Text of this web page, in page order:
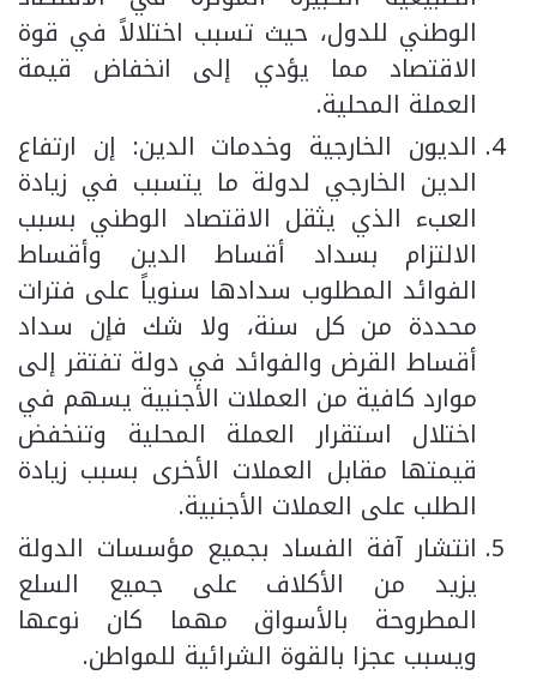
الوطني للدول، حيث تسبب اختلالاً في قوة
الاقتصاد مما يؤدي إلى انخفاض قيمة
العملة المحلية.
الديون الخارجية وخدمات الدين: إن ارتفاع
الدين الخارجي لدولة ما يتسبب في زيادة
العبء الذي يثقل الاقتصاد الوطني بسبب
الالتزام بسداد أقساط الدين وأقساط
الفوائد المطلوب سدادها سنوياً على فترات
محددة من كل سنة، ولا شك فإن سداد
أقساط القرض والفوائد في دولة تفتقر إلى
موارد كافية من العملات الأجنبية يسهم في
اختلال استقرار العملة المحلية وتنخفض
قيمتها مقابل العملات الأخرى بسبب زيادة
الطلب على العملات الأجنبية.
انتشار آفة الفساد بجميع مؤسسات الدولة
يزيد من الأكلاف على جميع السلع
المطروحة بالأسواق مهما كان نوعها
ويسبب عجزا بالقوة الشرائية للمواطن.